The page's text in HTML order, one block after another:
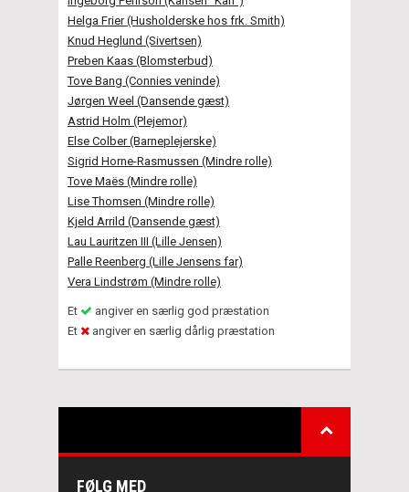
Helga Frier (Husholderske hos frk. Smith)
Knud Heglund (Sivertsen)
Preben Kaas (Blomsterbud)
Tove Bang (Connies veninde)
Jørgen Weel (Dansende gæst)
Astrid Holm (Plejemor)
Else Colber (Barneplejerske)
Sigrid Horne-Rasmussen (Mindre rolle)
Tove Maës (Mindre rolle)
Lise Thomsen (Mindre rolle)
Kjeld Arrild (Dansende gæst)
Lau Lauritzen III (Lille Jensen)
Palle Reenberg (Lille Jensens far)
Vera Lindstrøm (Mindre rolle)
Et
angiver en særlig god præstation
Et
angiver en særlig dårlig præstation
FØLG MED